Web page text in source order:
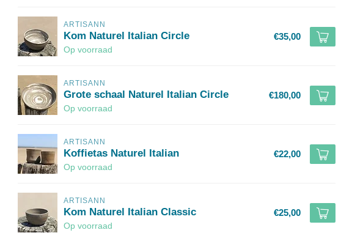
ARTISANN
Kom Naturel Italian Circle
Op voorraad
€35,00
ARTISANN
Grote schaal Naturel Italian Circle
Op voorraad
€180,00
ARTISANN
Koffietas Naturel Italian
Op voorraad
€22,00
ARTISANN
Kom Naturel Italian Classic
Op voorraad
€25,00